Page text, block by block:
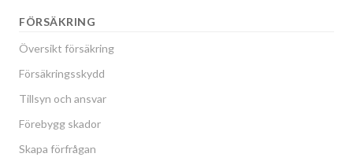
FÖRSÄKRING
Översikt försäkring
Försäkringsskydd
Tillsyn och ansvar
Förebygg skador
Skapa förfrågan